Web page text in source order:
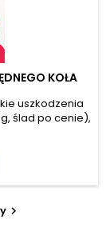
KOŁA
uszkodzenia
ślad po cenie),
Czujesz, że
lub w
Odkryj
na
szukać
schematy
